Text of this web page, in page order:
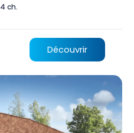
4 ch.
Découvrir